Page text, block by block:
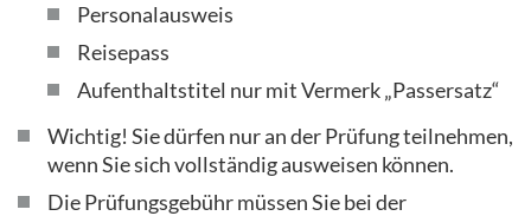
Personalausweis
Reisepass
Aufenthaltstitel nur mit Vermerk „Passersatz“
Wichtig! Sie dürfen nur an der Prüfung teilnehmen,
wenn Sie sich vollständig ausweisen können.
Die Prüfungsgebühr müssen Sie bei der